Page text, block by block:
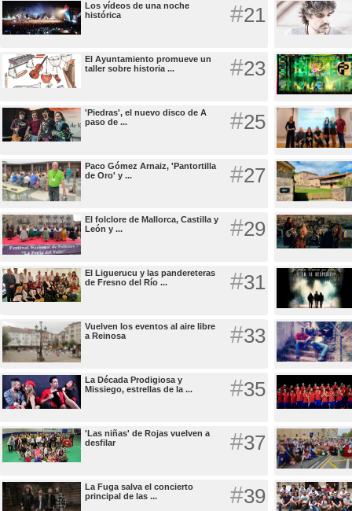
#21
Los vídeos de una noche
histórica
#23
El Ayuntamiento promueve un
taller sobre historia ...
#25
'Piedras', el nuevo disco de A
paso de ...
#27
Paco Gómez Arnaiz, 'Pantortilla
de Oro' y ...
#29
El folclore de Mallorca, Castilla y
León y ...
#31
El Liguerucu y las pandereteras
de Fresno del Río ...
#33
Vuelven los eventos al aire libre
a Reinosa
#35
La Década Prodigiosa y
Missiego, estrellas de la ...
#37
'Las niñas' de Rojas vuelven a
desfilar
#39
La Fuga salva el concierto
principal de las ...